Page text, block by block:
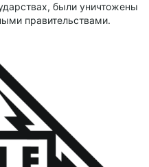
были уничтожены
правительствами.